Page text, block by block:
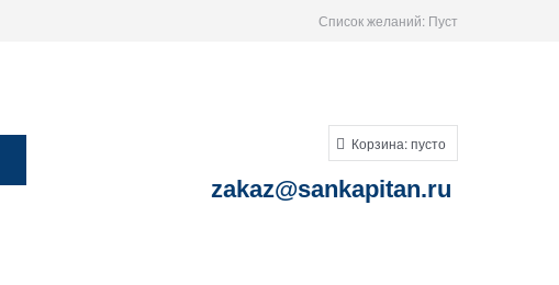
Список желаний: Пуст
Корзина:пусто
zakaz@sankapitan.ru